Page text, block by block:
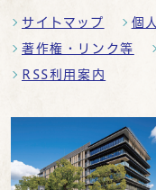
サイトマップ 個
著作権・リンク等
RSS利用案内